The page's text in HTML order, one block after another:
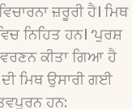
ਜ਼ਰੂਰੀ ਹੈ। ਮਿਥ
ਨਿਹਿਤ ਹਨ। ‘ਪੁਰਸ਼
ਵਰਣਨ ਕੀਤਾ ਗਿਆ ਹੈ
ਮਿਥ ਉਸਾਰੀ ਗਈ
ਹਨ: